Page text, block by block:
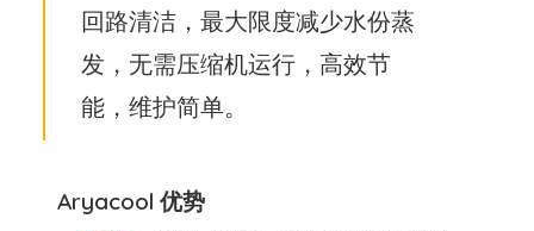
回路清洁，最大限度减少水份蒸
发，无需压缩机运行，高效节
能，维护简单。
Aryacool 优势